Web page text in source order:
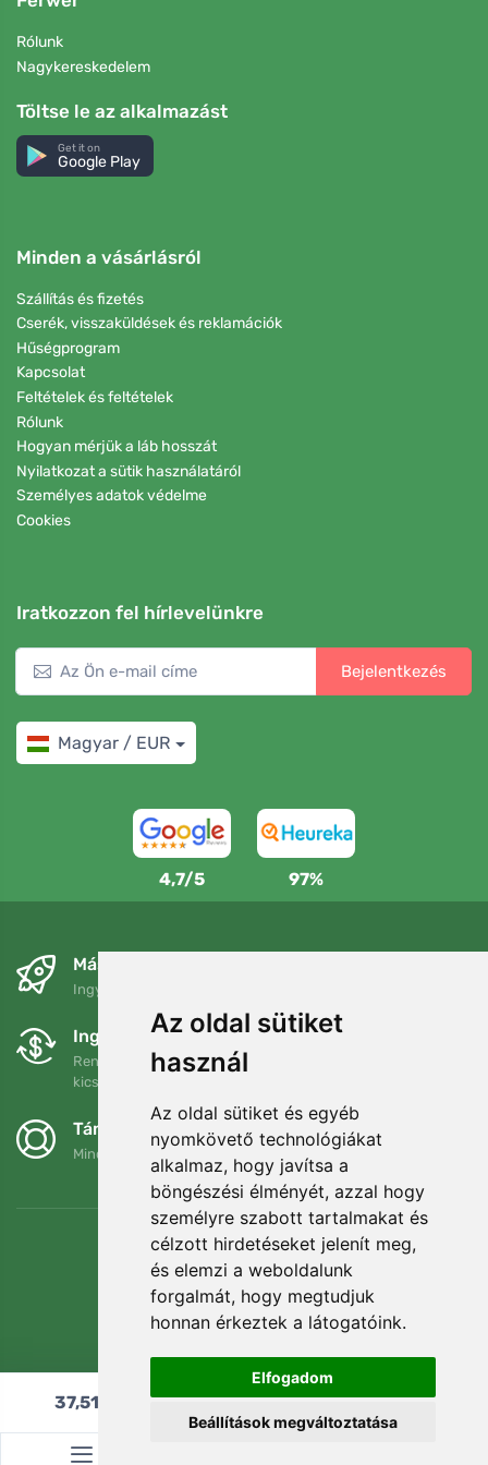
Az oldal sütiket
használ
Az oldal sütiket és egyéb
nyomkövető technológiákat
alkalmaz, hogy javítsa a
böngészési élményét, azzal hogy
személyre szabott tartalmakat és
célzott hirdetéseket jelenít meg,
és elemzi a weboldalunk
forgalmát, hogy megtudjuk
honnan érkeztek a látogatóink.
Elfogadom
Beállítások megváltoztatása
Rólunk
Nagykereskedelem
Töltse le az alkalmazást
Get it on
Google Play
Minden a vásárlásról
Szállítás és fizetés
Cserék, visszaküldések és reklamációk
Hűségprogram
Kapcsolat
Feltételek és feltételek
Rólunk
Hogyan mérjük a láb hosszát
Nyilatkozat a sütik használatáról
Személyes adatok védelme
Cookies
Iratkozzon fel hírlevelünkre
Bejelentkezés
Magyar / EUR
4,7/5 97%
Másnapra és ingyenesen
Ingyenes szállítás a következő összeg felett: 80 EUR
Ingyenes csere és visszaküldés
Rendelését 90 napon belül bármikor visszaküldheti vagy
kicserélheti.
Támogatjuk a Trees.org-ot
Minden megrendelésért ültetünk egy fát! Bővebben
37,51 Hozzáadás a kosárhoz